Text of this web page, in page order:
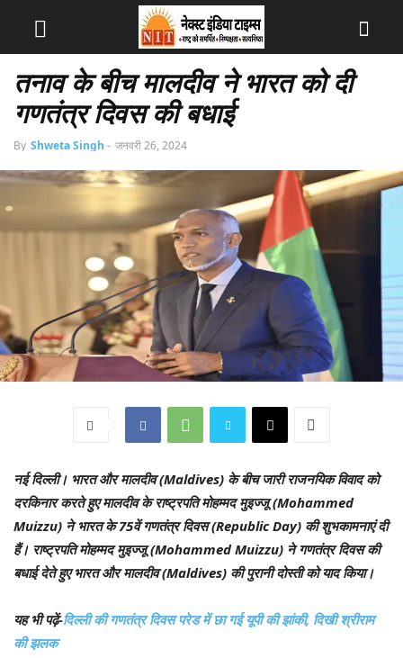
तनाव के बीच मालदीव ने भारत को दी
गणतंत्र दिवस की बधाई
By Shweta Singh - जनवरी 26, 2024
नई दिल्ली। भारत और मालदीव (Maldives) के बीच जारी राजनयिक विवाद को
दरकिनार करते हुए मालदीव के राष्ट्रपति मोहम्मद मुइज्जू (Mohammed
Muizzu) ने भारत के 75वें गणतंत्र दिवस (Republic Day) की शुभकामनाएं दी
हैं। राष्ट्रपति मोहम्मद मुइज्जू (Mohammed Muizzu) ने गणतंत्र दिवस की
बधाई देते हुए भारत और मालदीव (Maldives) की पुरानी दोस्ती को याद किया।
यह भी पढ़ें-दिल्ली की गणतंत्र दिवस परेड में छा गई यूपी की झांकी, दिखी श्रीराम
की झलक